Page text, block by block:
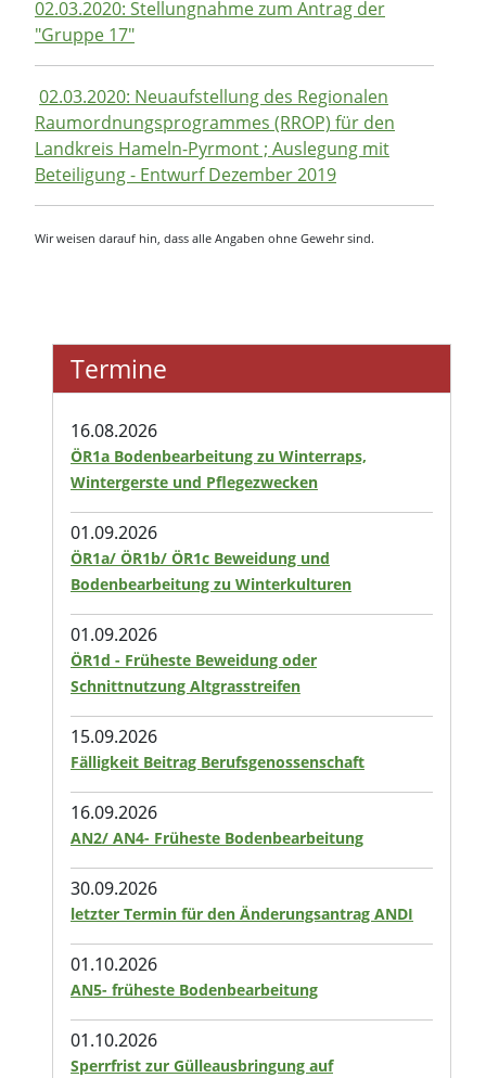
02.03.2020: Stellungnahme zum Antrag der
"Gruppe 17"
02.03.2020: Neuaufstellung des Regionalen
Raumordnungsprogrammes (RROP) für den
Landkreis Hameln-Pyrmont ; Auslegung mit
Beteiligung - Entwurf Dezember 2019
Wir weisen darauf hin, dass alle Angaben ohne Gewehr sind.
Termine
16.08.2026
ÖR1a Bodenbearbeitung zu Winterraps,
Wintergerste und Pflegezwecken
01.09.2026
ÖR1a/ ÖR1b/ ÖR1c Beweidung und
Bodenbearbeitung zu Winterkulturen
01.09.2026
ÖR1d - Früheste Beweidung oder
Schnittnutzung Altgrasstreifen
15.09.2026
Fälligkeit Beitrag Berufsgenossenschaft
16.09.2026
AN2/ AN4- Früheste Bodenbearbeitung
30.09.2026
letzter Termin für den Änderungsantrag ANDI
01.10.2026
AN5- früheste Bodenbearbeitung
01.10.2026
Sperrfrist zur Gülleausbringung auf